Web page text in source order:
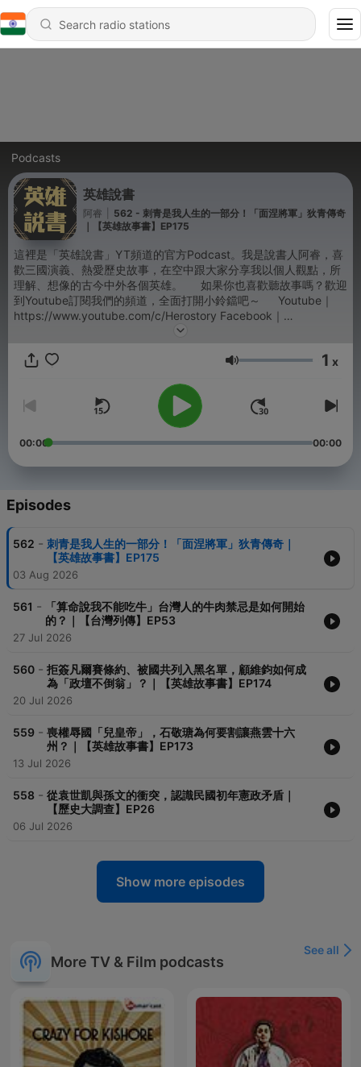
Podcasts
英雄說書
阿睿
562 - 刺青是我人生的一部分！「面涅將軍」狄青傳奇
｜【英雄故事書】EP175
這裡是「英雄說書」YT頻道的官方Podcast。我是說書人阿睿，喜
歡三國演義、熱愛歷史故事，在空中跟大家分享我以個人觀點，所
理解、想像的古今中外各個英雄。 如果你也喜歡聽故事嗎？歡迎
到Youtube訂閱我們的頻道，全面打開小鈴鐺吧～ Youtube｜
https://www.youtube.com/c/Herostory Facebook｜
https://www.facebook.com/herostorytw/ Threads｜
herostory.tw@gmail.com -- Hosting provided bySoundOn
Volume 1 x
00:00 00:00
Episodes
562 - 刺青是我人生的一部分！「面涅將軍」狄青傳奇｜
【英雄故事書】EP175
03 Aug 2026
561 -
「算命說我不能吃牛」台灣人的牛肉禁忌是如何開始
的？｜【台灣列傳】EP53
27 Jul 2026
560 - 拒簽凡爾賽條約、被國共列入黑名單，顧維鈞如何成
為「政壇不倒翁」？｜【英雄故事書】EP174
20 Jul 2026
559 - 喪權辱國「兒皇帝」，石敬瑭為何要割讓燕雲十六
州？｜【英雄故事書】EP173
13 Jul 2026
558 - 從袁世凱與孫文的衝突，認識民國初年憲政矛盾｜
【歷史大調查】EP26
06 Jul 2026
Show more episodes
More TV & Film podcasts
See all